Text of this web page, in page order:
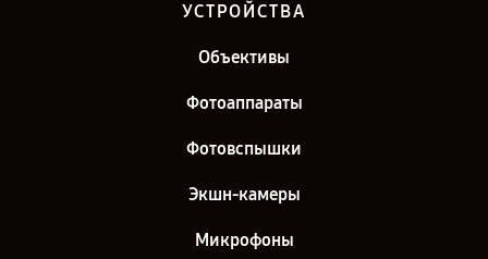
г. Екатеринбург
Ремонт объектива Nikon 12-24mm f/4G ED-IF AF-S DX Zoom-Nikkor в
Ремонт объектива Nikon 12-24mm f/4G ED-IF AF-S DX Zoom-Nikkor в
г. Санкт-Петербург
УСТРОЙСТВА
Объективы
Фотоаппараты
Фотовспышки
Экшн-камеры
Микрофоны